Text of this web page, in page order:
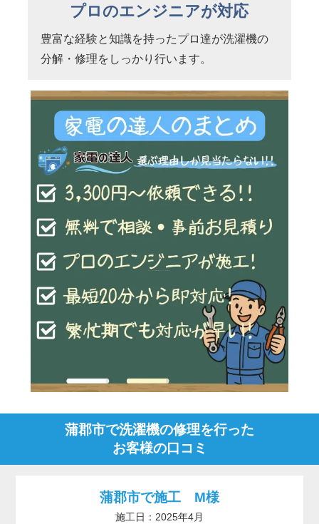
プロのエンジニアが対応
豊富な経験と知識を持ったプロ達が洗濯機の
分解・修理をしっかり行います。
蒲郡市で洗濯機の修理を行った
お客様の口コミ
蒲郡市で施工 M様
施工日：2025年4月